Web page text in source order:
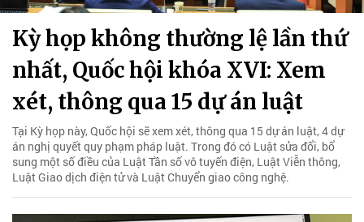
Kỳ họp không thường lệ lần thứ
nhất, Quốc hội khóa XVI: Xem
xét, thông qua 15 dự án luật
Tại Kỳ họp này, Quốc hội sẽ xem xét, thông qua 15 dự án luật, 4 dự
án nghị quyết quy phạm pháp luật. Trong đó có Luật sửa đổi, bổ
sung một số điều của Luật Tần số vô tuyến điện, Luật Viễn thông,
Luật Giao dịch điện tử và Luật Chuyển giao công nghệ.